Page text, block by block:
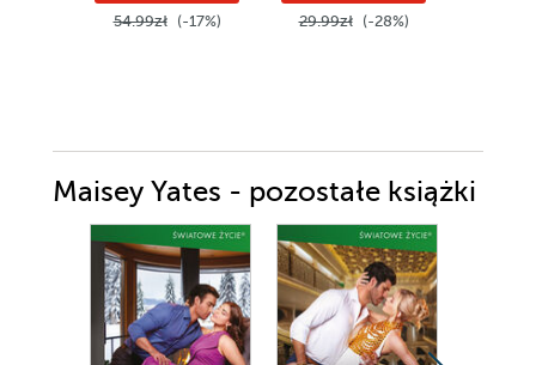
54.99zł (-17%) 29.99zł (-28%)
Maisey Yates - pozostałe książki